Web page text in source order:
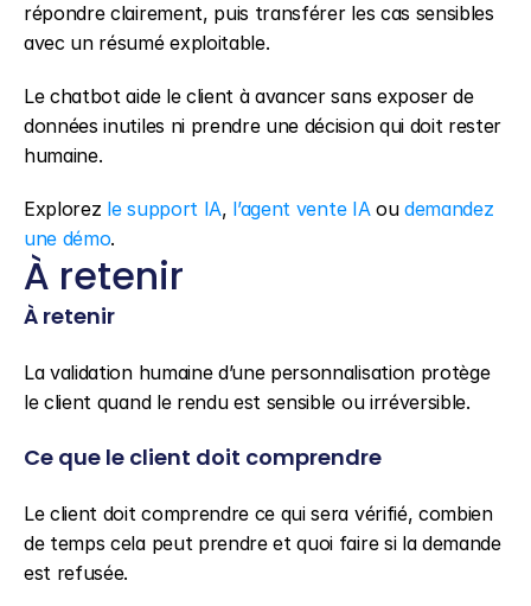
répondre clairement, puis transférer les cas sensibles
avec un résumé exploitable.
Le chatbot aide le client à avancer sans exposer de
données inutiles ni prendre une décision qui doit rester
humaine.
Explorez le support IA, l’agent vente IA ou demandez
une démo.
À retenir
À retenir
La validation humaine d’une personnalisation protège
le client quand le rendu est sensible ou irréversible.
Ce que le client doit comprendre
Le client doit comprendre ce qui sera vérifié, combien
de temps cela peut prendre et quoi faire si la demande
est refusée.